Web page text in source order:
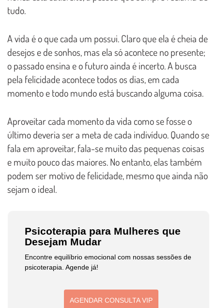
tudo.
A vida é o que cada um possui. Claro que ela é cheia de
desejos e de sonhos, mas ela só acontece no presente;
o passado ensina e o futuro ainda é incerto. A busca
pela felicidade acontece todos os dias, em cada
momento e todo mundo está buscando alguma coisa.
Aproveitar cada momento da vida como se fosse o
último deveria ser a meta de cada indivíduo. Quando se
fala em aproveitar, fala-se muito das pequenas coisas
e muito pouco das maiores. No entanto, elas também
podem ser motivo de felicidade, mesmo que ainda não
sejam o ideal.
Psicoterapia para Mulheres que
Desejam Mudar
Encontre equilíbrio emocional com nossas sessões de
psicoterapia. Agende já!
AGENDAR CONSULTA VIP